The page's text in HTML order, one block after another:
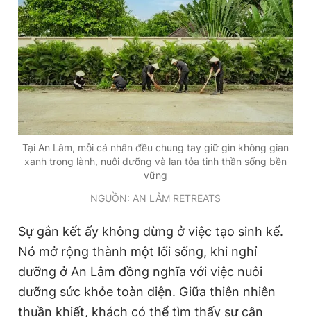
Tại An Lâm, mỗi cá nhân đều chung tay giữ gìn không gian
xanh trong lành, nuôi dưỡng và lan tỏa tinh thần sống bền
vững
NGUỒN: AN LÂM RETREATS
Sự gắn kết ấy không dừng ở việc tạo sinh kế.
Nó mở rộng thành một lối sống, khi nghỉ
dưỡng ở An Lâm đồng nghĩa với việc nuôi
dưỡng sức khỏe toàn diện. Giữa thiên nhiên
thuần khiết, khách có thể tìm thấy sự cân